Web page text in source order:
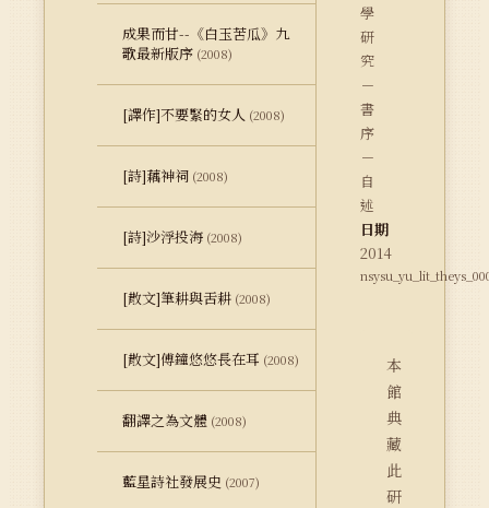
成果而甘--《白玉苦瓜》九
歌最新版序 (2008)
[譯作]不要緊的女人 (2008)
[詩]藕神祠 (2008)
[詩]沙浮投海 (2008)
[散文]筆耕與舌耕 (2008)
[散文]傅鐘悠悠長在耳 (2008)
翻譯之為文體 (2008)
藍星詩社發展史 (2007)
學
研
究
－
書
序
－
自
述
日期
2014
本
館
典
藏
此
研